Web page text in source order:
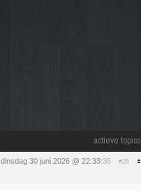
actieve topics
dinsdag 30 juni 2026 @ 22:33:36 #26